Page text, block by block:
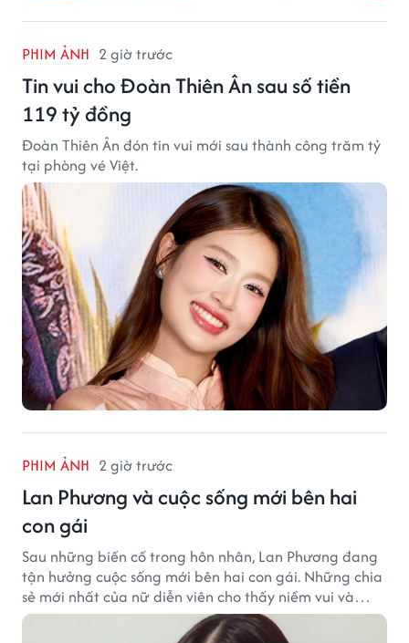
PHIM ẢNH 2 giờ trước
Tin vui cho Đoàn Thiên Ân sau số tiền
119 tỷ đồng
Đoàn Thiên Ân đón tin vui mới sau thành công trăm tỷ
tại phòng vé Việt.
PHIM ẢNH 2 giờ trước
Lan Phương và cuộc sống mới bên hai
con gái
Sau những biến cố trong hôn nhân, Lan Phương đang
tận hưởng cuộc sống mới bên hai con gái. Những chia
sẻ mới nhất của nữ diễn viên cho thấy niềm vui và
hạnh phúc hiện tại đến từ những điều bình dị mỗi